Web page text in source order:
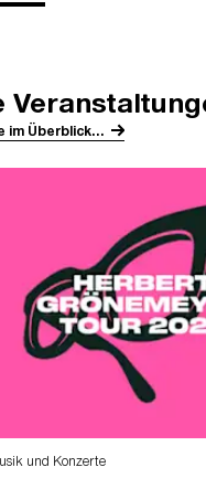
im Überblick...
und Konzerte